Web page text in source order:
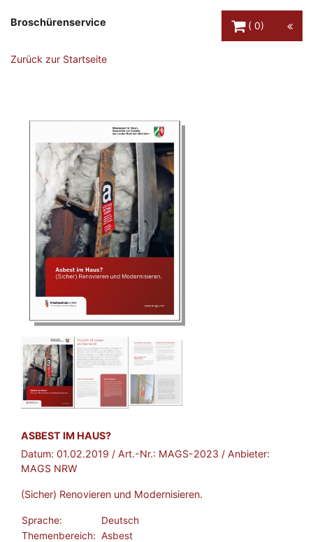
Broschürenservice
0
Zurück zur Startseite
BROSCHÜRE:
ASBEST IM HAUS?
Datum: 01.02.2019 / Art.-Nr.: MAGS-2023 / Anbieter:
MAGS NRW
(Sicher) Renovieren und Modernisieren.
Sprache:
Deutsch
Themenbereich: Asbest